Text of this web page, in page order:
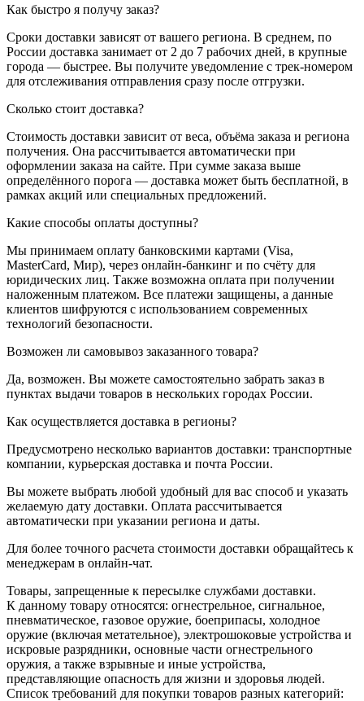
Как быстро я получу заказ?
Сроки доставки зависят от вашего региона. В среднем, по
России доставка занимает от 2 до 7 рабочих дней, в крупные
города — быстрее. Вы получите уведомление с трек-номером
для отслеживания отправления сразу после отгрузки.
Сколько стоит доставка?
Стоимость доставки зависит от веса, объёма заказа и региона
получения. Она рассчитывается автоматически при
оформлении заказа на сайте. При сумме заказа выше
определённого порога — доставка может быть бесплатной, в
рамках акций или специальных предложений.
Какие способы оплаты доступны?
Мы принимаем оплату банковскими картами (Visa,
MasterCard, Мир), через онлайн-банкинг и по счёту для
юридических лиц. Также возможна оплата при получении
наложенным платежом. Все платежи защищены, а данные
клиентов шифруются с использованием современных
технологий безопасности.
Возможен ли самовывоз заказанного товара?
Да, возможен. Вы можете самостоятельно забрать заказ в
пунктах выдачи товаров в нескольких городах России.
Как осуществляется доставка в регионы?
Предусмотрено несколько вариантов доставки: транспортные
компании, курьерская доставка и почта России.
Вы можете выбрать любой удобный для вас способ и указать
желаемую дату доставки. Оплата рассчитывается
автоматически при указании региона и даты.
Для более точного расчета стоимости доставки обращайтесь к
менеджерам в онлайн-чат.
Товары, запрещенные к пересылке службами доставки.
К данному товару относятся: огнестрельное, сигнальное,
пневматическое, газовое оружие, боеприпасы, холодное
оружие (включая метательное), электрошоковые устройства и
искровые разрядники, основные части огнестрельного
оружия, а также взрывные и иные устройства,
представляющие опасность для жизни и здоровья людей.
Список требований для покупки товаров разных категорий: